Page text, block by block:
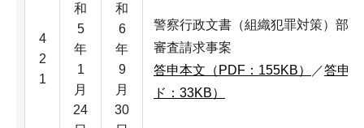
4
2
1
和
5
年
1
月
24
和
6
年
9
月
30
警察行政文書（組織犯罪対策）部
審査請求事案
答申本文（PDF：155KB）
／答申
ド：33KB）